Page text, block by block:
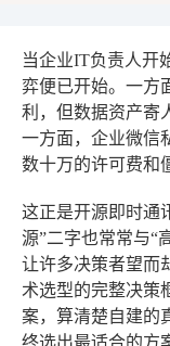
当企业IT负责人开
弈便已开始。一方
利，但数据资产寄
一方面，企业微信
数十万的许可费和
这正是开源即时通
源”二字也常常与“
让许多决策者望而
术选型的完整决策
案，算清楚自建的
终选出最适合的方